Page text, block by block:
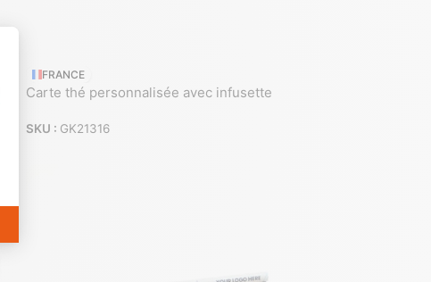
FRANCE
Carte thé personnalisée avec infusette
SKU : GK21316